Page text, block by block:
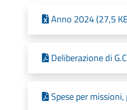
Anno 2024 (27,5
Deliberazione di
Spese per